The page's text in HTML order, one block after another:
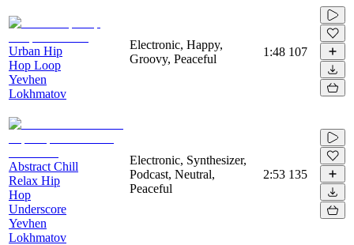
Urban Hip
Hop Loop
Yevhen
Lokhmatov
Electronic, Happy,
Groovy, Peaceful
1:48 107
Abstract Chill
Relax Hip
Hop
Underscore
Yevhen
Lokhmatov
Electronic, Synthesizer,
Podcast, Neutral,
Peaceful
2:53 135